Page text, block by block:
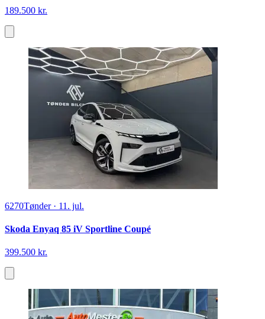
189.500 kr.
6270Tønder· 11. jul.
Skoda Enyaq 85 iV Sportline Coupé
399.500 kr.